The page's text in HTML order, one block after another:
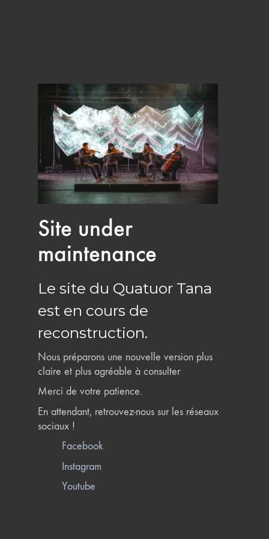
Site under
maintenance
Le site du Quatuor Tana
est en cours de
reconstruction.
Nous préparons une nouvelle version plus
claire et plus agréable à consulter
Merci de votre patience.
En attendant, retrouvez-nous sur les réseaux
sociaux !
Facebook
Instagram
Youtube